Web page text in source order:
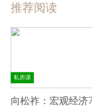
推荐阅读
私房课
向松祚：宏观经济